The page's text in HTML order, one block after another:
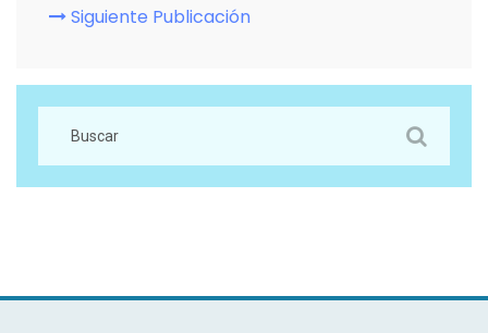
Siguiente Publicación